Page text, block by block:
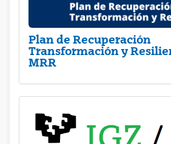
Plan de Recuperación
Transformación y
MRR